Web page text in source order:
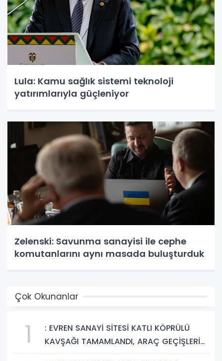
Lula: Kamu sağlık sistemi teknoloji
yatırımlarıyla güçleniyor
Zelenski: Savunma sanayisi ile cephe
komutanlarını aynı masada buluşturduk
Çok Okunanlar
1
: EVREN SANAYİ SİTESİ KATLI KÖPRÜLÜ
KAVŞAĞI TAMAMLANDI, ARAÇ GEÇİŞLERİ